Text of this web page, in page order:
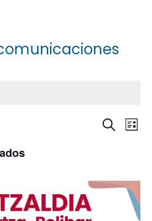
de
vistas
de
Buscar
de
Lista